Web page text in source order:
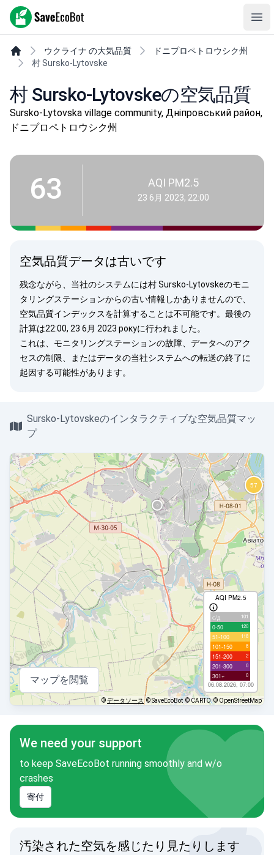
SaveEcoBot
ウクライナ の大気品質
ドニプロペトロウシク州
村 Sursko-Lytovske
村 Sursko-Lytovskeの空気品質
Sursko-Lytovska village community, Дніпровський район,
ドニプロペトロウシク州
63 AQI PM2.5
23 6月 2023, 22:00
空気品質データは古いです
残念ながら、当社のシステムには村 Sursko-Lytovskeのモニ
タリングステーションからの古い情報しかありませんので、
空気品質インデックスを計算することは不可能です。最後の
計算は22:00, 23 6月 2023 рокуに行われました。
これは、モニタリングステーションの故障、データへのアク
セスの制限、またはデータの当社システムへの転送の終了に
起因する可能性があります。
Sursko-Lytovskeのインタラクティブな空気品質マッ
プ
AQI PM2.5
с/д 101
0-50 120
51-100 118
101-150 8
151-200 2
201-300 0
301+ 0
06.08.2026, 07:00
マップを閲覧
©データソース © SaveEcoBot © CARTO © OpenStreetMap
We need your support
to keep SaveEcoBot running smoothly and w/o
crashes
寄付
汚染された空気を感じたり見たりします